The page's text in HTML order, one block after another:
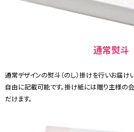
通常熨斗
通常デザインの熨斗（のし）掛けを行いお届け
自由に記載可能です。掛け紙には贈り主様の
だけます。